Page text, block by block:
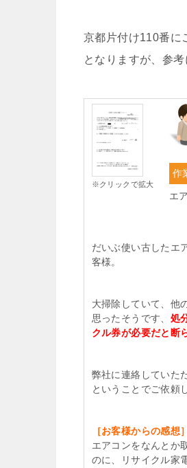
京都片付け110番に
となりますが、参考
※クリックで拡大
作
エ
だいぶ使い古したエ
客様。
大掃除していて、他
思ったそうです、 処
クル券が必要だと断
弊社に連絡していた
ということでご依頼
［お客様からの感想］
エアコンをなんとか
のに、リサイクル家